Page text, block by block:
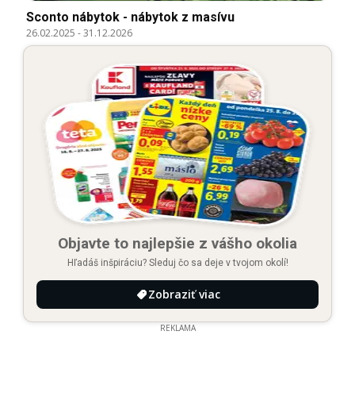
Sconto nábytok - nábytok z masívu
26.02.2025 -31.12.2026
Objavte to najlepšie z vášho okolia
Hľadáš inšpiráciu? Sleduj čo sa deje v tvojom okolí!
Zobraziť viac
REKLAMA